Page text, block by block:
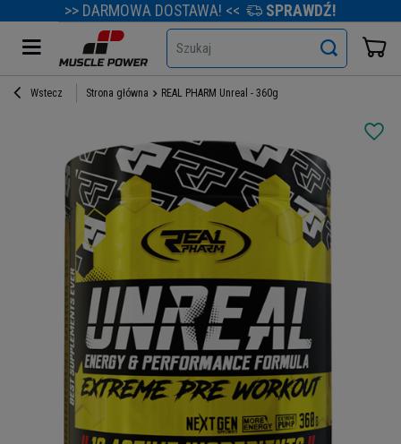
>> DARMOWA DOSTAWA! << SPRAWDŹ!
Szukaj
Wstecz Strona główna REAL PHARM Unreal - 360g